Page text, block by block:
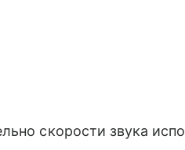
скорости звука